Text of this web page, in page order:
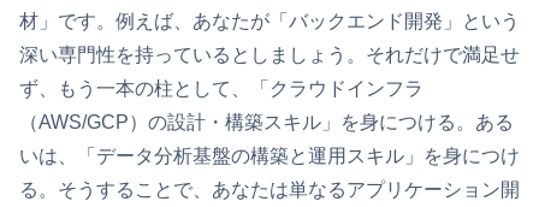
材」です。例えば、あなたが「バックエンド開発」という
深い専門性を持っているとしましょう。それだけで満足せ
ず、もう一本の柱として、「クラウドインフラ
（AWS/GCP）の設計・構築スキル」を身につける。ある
いは、「データ分析基盤の構築と運用スキル」を身につけ
る。そうすることで、あなたは単なるアプリケーション開